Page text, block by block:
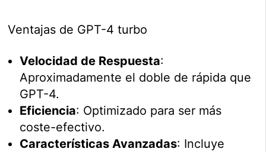
Ventajas de GPT-4 turbo
Velocidad de Respuesta:
Aproximadamente el doble de rápida que
GPT-4.
Eficiencia: Optimizado para ser más
coste-efectivo.
Características Avanzadas: Incluye